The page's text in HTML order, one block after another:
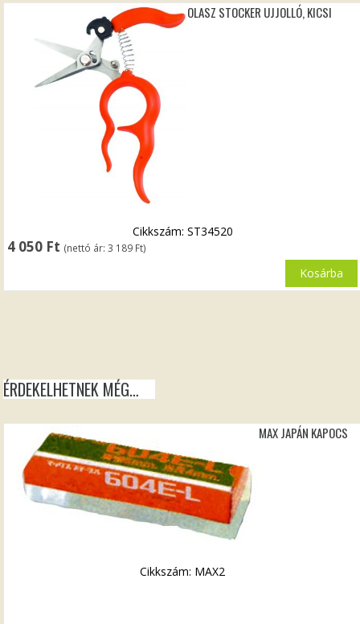
OLASZ STOCKER UJJOLLÓ, KICSI
4 050 Ft (nettó ár:3 189 Ft)
Cikkszám: ST34520
Kosárba
ÉRDEKELHETNEK MÉG…
MAX JAPÁN KAPOCS
Cikkszám: MAX2